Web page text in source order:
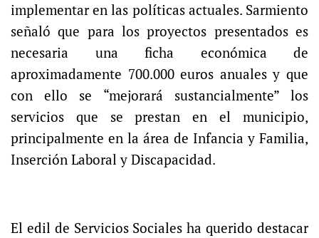
implementar en las políticas actuales. Sarmiento
señaló que para los proyectos presentados es
necesaria una ficha económica de
aproximadamente 700.000 euros anuales y que
con ello se “mejorará sustancialmente” los
servicios que se prestan en el municipio,
principalmente en la área de Infancia y Familia,
Inserción Laboral y Discapacidad.
El edil de Servicios Sociales ha querido destacar